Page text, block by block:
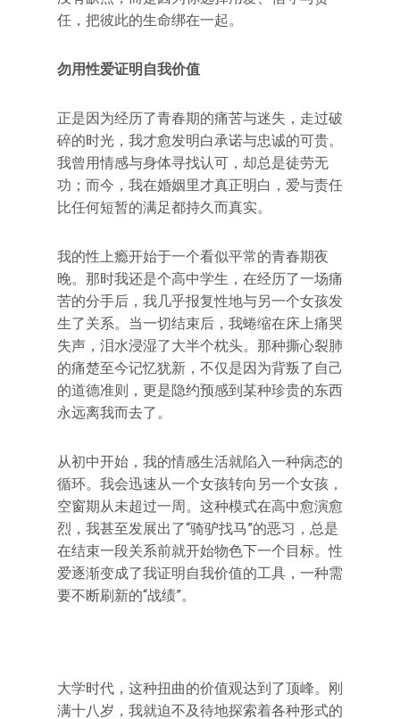
任，把彼此的生命绑在一起。
勿用性爱证明自我价值
正是因为经历了青春期的痛苦与迷失，走过破
碎的时光，我才愈发明白承诺与忠诚的可贵。
我曾用情感与身体寻找认可，却总是徒劳无
功；而今，我在婚姻里才真正明白，爱与责任
比任何短暂的满足都持久而真实。
我的性上瘾开始于一个看似平常的青春期夜
晚。那时我还是个高中学生，在经历了一场痛
苦的分手后，我几乎报复性地与另一个女孩发
生了关系。当一切结束后，我蜷缩在床上痛哭
失声，泪水浸湿了大半个枕头。那种撕心裂肺
的痛楚至今记忆犹新，不仅是因为背叛了自己
的道德准则，更是隐约预感到某种珍贵的东西
永远离我而去了。
从初中开始，我的情感生活就陷入一种病态的
循环。我会迅速从一个女孩转向另一个女孩，
空窗期从未超过一周。这种模式在高中愈演愈
烈，我甚至发展出了“骑驴找马”的恶习，总是
在结束一段关系前就开始物色下一个目标。性
爱逐渐变成了我证明自我价值的工具，一种需
要不断刷新的“战绩”。
大学时代，这种扭曲的价值观达到了顶峰。刚
满十八岁，我就迫不及待地探索着各种形式的